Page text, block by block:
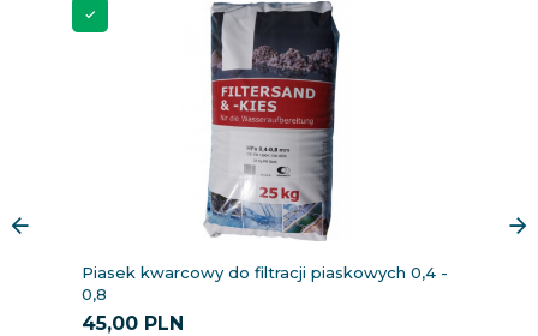
Piasek kwarcowy do filtracji piaskowych 0,4 -
0,8
45,00 PLN